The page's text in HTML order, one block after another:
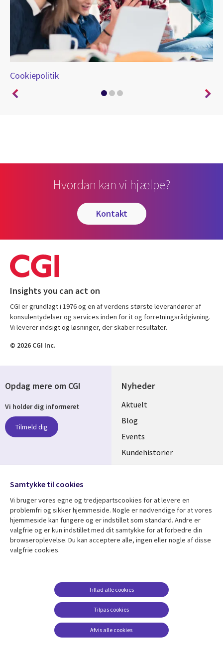
Cookiepolitik
Hvordan kan vi hjælpe?
kontakt
Insights you can act on
CGI er grundlagt i 1976 og en af verdens største leverandører af
konsulentydelser og services inden for it og forretningsrådgivning.
Vi leverer indsigt og løsninger, der skaber resultater.
© 2026 CGI Inc.
Nyheder
Useful
links
DENMARK
Aktuelt
Blog
Events
Kundehistorier
Videoer
Se mere
Library
DENMARK
Artikler
Kundehistorier
Support
Accessibility
Suppliers
Change consent
Opdag mere om CGI
Vi holder dig informeret
Tilmeld dig
Media
DENMARK
Samtykke til cookies
Vi bruger vores egne og tredjepartscookies for at levere en
problemfri og sikker hjemmeside. Nogle er nødvendige for at vores
hjemmeside kan fungere og er indstillet som standard. Andre er
valgfrie og er kun indstillet med dit samtykke for at forbedre din
browseroplevelse. Du kan acceptere alle, ingen eller nogle af disse
valgfrie cookies.
Tilpas cookies
Tillad alle cookies
Afvis alle cookies